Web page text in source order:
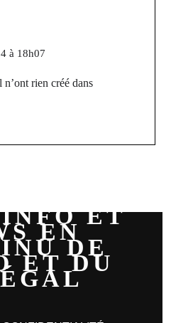
à 18h07
n’ont rien créé dans
ET
EN
DE
ET DU